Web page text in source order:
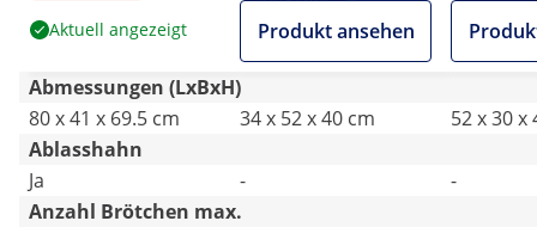
Aktuell angezeigt Produkt ansehen
Abmessungen (LxBxH)
80 x 41 x 69.5 cm
34 x 52 x 40 cm
52 x 30 x
Ablasshahn
Ja
-
-
Anzahl Brötchen max.